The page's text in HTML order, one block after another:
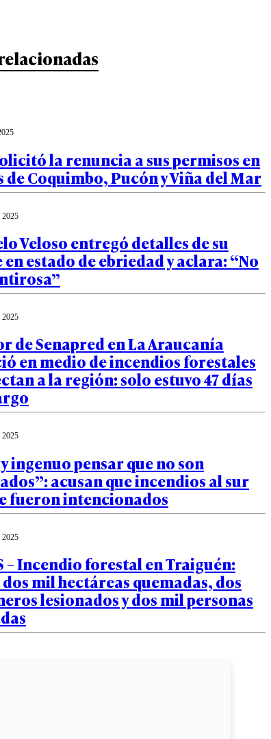
la renuncia a sus permisos en
de Coquimbo, Pucón y Viña del Mar
2025
Veloso entregó detalles de su
en estado de ebriedad y aclara: “No
2025
de Senapred en La Araucanía
en medio de incendios forestales
a la región: solo estuvo 47 días
2025
ingenuo pensar que no son
acusan que incendios al sur
fueron intencionados
2025
– Incendio forestal en Traiguén:
dos mil hectáreas quemadas, dos
lesionados y dos mil personas